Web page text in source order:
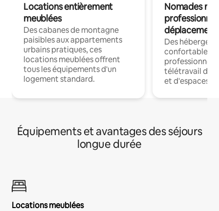
Locations entièrement
meublées
Des cabanes de montagne
paisibles aux appartements
urbains pratiques, ces
locations meublées offrent
tous les équipements d'un
logement standard.
Nomades
déplacement
Des
confortables
professionnels
télétravail
et d'espaces
Équipements et avantages des séjours
longue durée
Locations meublées